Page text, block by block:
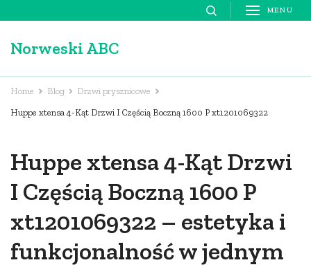
content
Enter)
MENU
Norweski ABC
Home Blog Drzwi prysznicowe
Huppe xtensa 4-Kąt Drzwi I Częścią Boczną 1600 P xt1201069322
Huppe xtensa 4-Kąt Drzwi
I Częścią Boczną 1600 P
xt1201069322 – estetyka i
funkcjonalność w jednym